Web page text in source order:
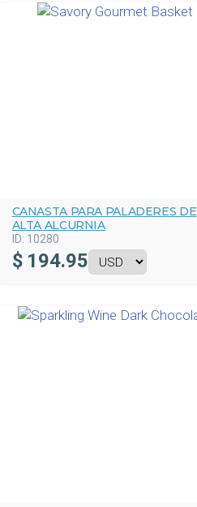
CANASTA PARA PALADERES DE
ALTA ALCURNIA
ID: 10280
$ 194.95